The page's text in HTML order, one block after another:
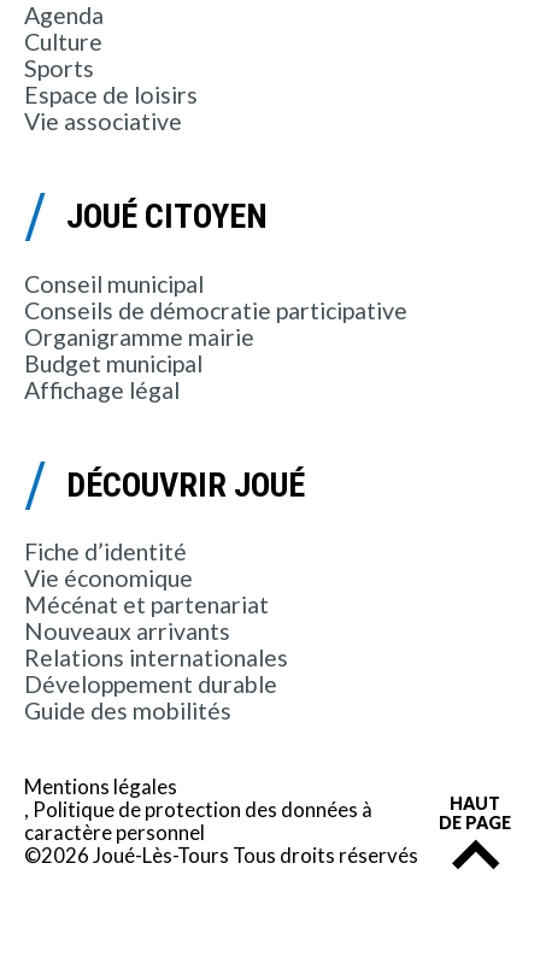
Agenda
Culture
Sports
Espace de loisirs
Vie associative
JOUÉ CITOYEN
Conseil municipal
Conseils de démocratie participative
Organigramme mairie
Budget municipal
Affichage légal
DÉCOUVRIR JOUÉ
Fiche d’identité
Vie économique
Mécénat et partenariat
Nouveaux arrivants
Relations internationales
Développement durable
Guide des mobilités
Mentions légales
Politique de protection des données à
caractère personnel
©2026 Joué-Lès-Tours Tous droits réservés
HAUT
DE PAGE